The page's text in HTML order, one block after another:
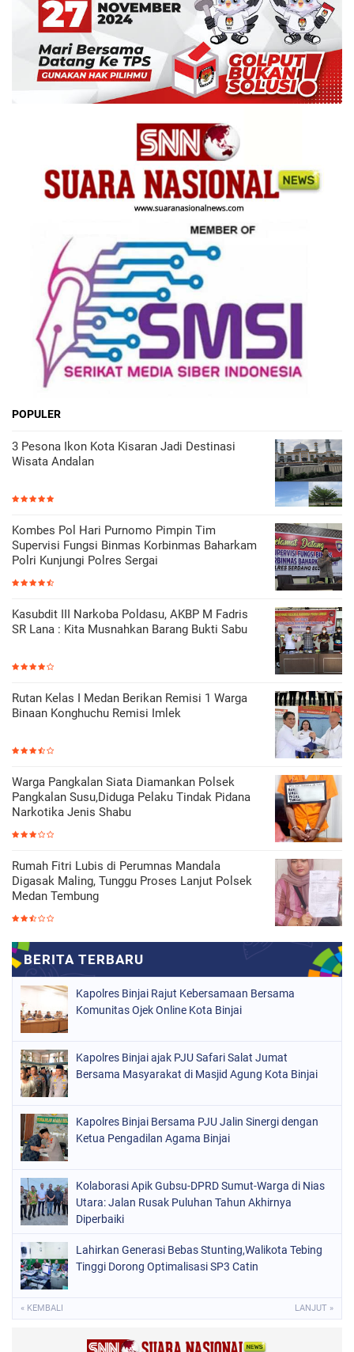
POPULER
3 Pesona Ikon Kota Kisaran Jadi Destinasi
Wisata Andalan
Kombes Pol Hari Purnomo Pimpin Tim
Supervisi Fungsi Binmas Korbinmas Baharkam
Polri Kunjungi Polres Sergai
Kasubdit III Narkoba Poldasu, AKBP M Fadris
SR Lana : Kita Musnahkan Barang Bukti Sabu
Rutan Kelas I Medan Berikan Remisi 1 Warga
Binaan Konghuchu Remisi Imlek
Warga Pangkalan Siata Diamankan Polsek
Pangkalan Susu,Diduga Pelaku Tindak Pidana
Narkotika Jenis Shabu
Rumah Fitri Lubis di Perumnas Mandala
Digasak Maling, Tunggu Proses Lanjut Polsek
Medan Tembung
Kapolres Binjai Rajut Kebersamaan Bersama
Komunitas Ojek Online Kota Binjai
Kapolres Binjai ajak PJU Safari Salat Jumat
Bersama Masyarakat di Masjid Agung Kota Binjai
Kapolres Binjai Bersama PJU Jalin Sinergi dengan
Ketua Pengadilan Agama Binjai
Kolaborasi Apik Gubsu-DPRD Sumut-Warga di Nias
Utara: Jalan Rusak Puluhan Tahun Akhirnya
Diperbaiki
Lahirkan Generasi Bebas Stunting,Walikota Tebing
Tinggi Dorong Optimalisasi SP3 Catin
« KEMBALI LANJUT »